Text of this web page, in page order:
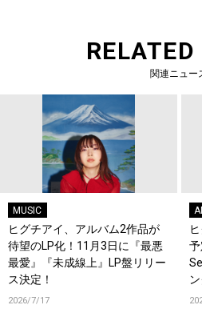
RELATED
関連ニュー
MUSIC
ヒグチアイ、アルバム2作品が
待望のLP化！11月3日に『最悪
最愛』『未成線上』LP盤リリー
ス決定！
2026/7/17